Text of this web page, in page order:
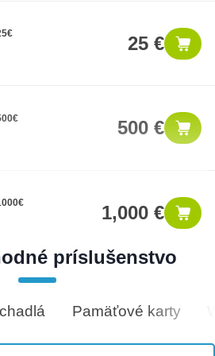
25 €
500 €
1,000 €
príslušenstvo
Pamäťové karty